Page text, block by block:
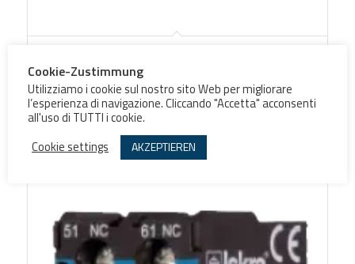
Ausführung wählen
Cookie-Zustimmung
Utilizziamo i cookie sul nostro sito Web per migliorare
l’esperienza di navigazione. Cliccando "Accetta" acconsenti
all'uso di TUTTI i cookie.
Cookie settings
AKZEPTIEREN